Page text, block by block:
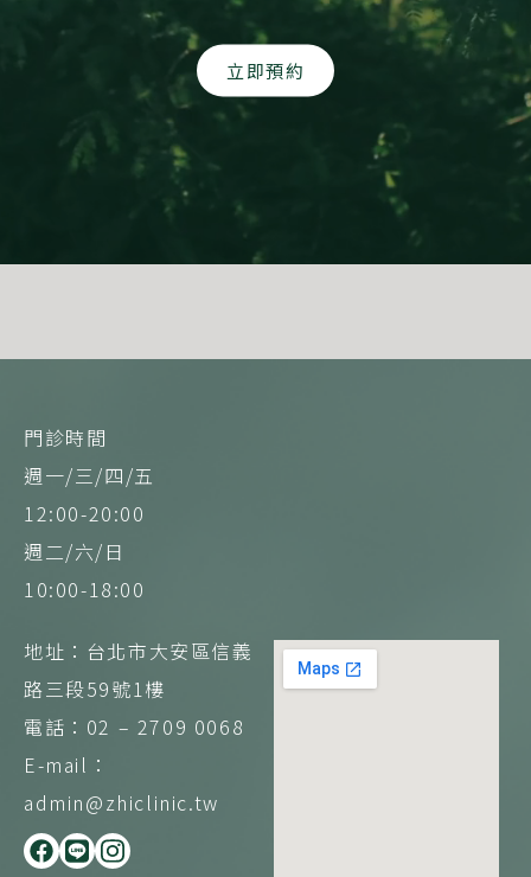
立即預約
門診時間
週一/三/四/五
12:00-20:00
週二/六/日
10:00-18:00
地址：台北市大安區信義
路三段59號1樓
電話：02 – 2709 0068
E-mail：
admin@zhiclinic.tw
F L I